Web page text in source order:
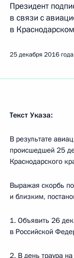
Президент
в связи с
в
25 декабря 2016 года
Текст Указа:
В результате
происшедшей 25
Краснодарского
Выражая скорбь
и близким,
1. Объявить 26
в Российской
2. В день траура на